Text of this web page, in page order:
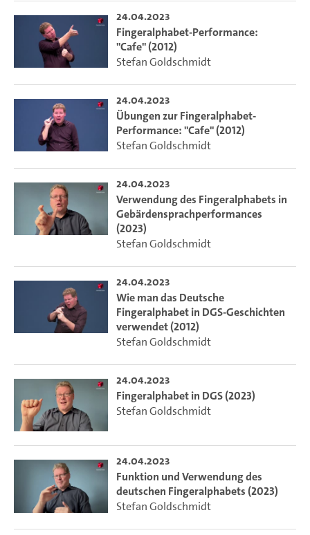
24.04.2023
Fingeralphabet-Performance:
"Cafe" (2012)
Stefan Goldschmidt
24.04.2023
Übungen zur Fingeralphabet-
Performance: "Cafe" (2012)
Stefan Goldschmidt
24.04.2023
Verwendung des Fingeralphabets in
Gebärdensprachperformances
(2023)
Stefan Goldschmidt
24.04.2023
Wie man das Deutsche
Fingeralphabet in DGS-Geschichten
verwendet (2012)
Stefan Goldschmidt
24.04.2023
Fingeralphabet in DGS (2023)
Stefan Goldschmidt
24.04.2023
Funktion und Verwendung des
deutschen Fingeralphabets (2023)
Stefan Goldschmidt